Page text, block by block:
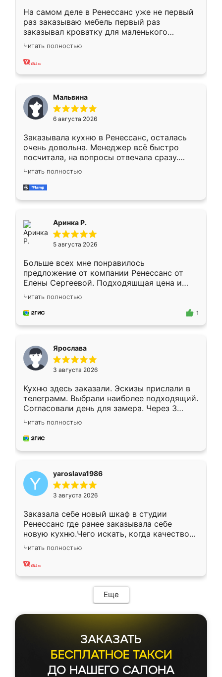
На самом деле в Ренессанс уже не первый
раз заказываю мебель первый раз
заказывал кроватку для маленького
ребёнка при его рождении ,во второй раз
заказал шкаф-купе. По качеству очень
хорошее сборка достаточно быстрая,
меньше, здесь же он более разнообразный.
Мне нравится ,если что-то потребуется из
мебели буду заказывать только здесь.
Читать полностью
Мальвина
6 августа 2026
Заказывала кухню в Ренессанс, осталась
очень довольна. Менеджер всё быстро
посчитала, на вопросы отвечала сразу.
Замерщик приехал в субботу, подошёл к
делу со всей ответственностью. Собрали
за день, ребята работали аккуратно, даже
Читать полностью
Аринка Р.
5 августа 2026
Больше всех мне понравилось
предложение от компании Ренессанс от
Елены Сергеевой. Подходяшщая цена и
короткие сроки изготовления. Приехавший
для замера сотрудник Владислав
предложил по моему эскизу самый
Читать полностью
1
Ярослава
3 августа 2026
Кухню здесь заказали. Эскизы прислали в
телеграмм. Выбрали наиболее подходящий.
Согласовали день для замера. Через 3
недели кухня была уже готова. Остались
довольны работой. Спасибо Ренессанс
мебель за качественную работу!
Читать полностью
yaroslava1986
3 августа 2026
Заказала себе новый шкаф в студии
Ренессанс где ранее заказывала себе
новую кухню.Чего искать, когда качеством
вполне довольна. Служит кухня уже почти
два года, нареканий нет.
Читать полностью
Еще
ЗАКАЗАТЬ
БЕСПЛАТНОЕ ТАКСИ
ДО НАШЕГО САЛОНА